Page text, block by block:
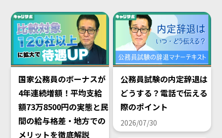
国家公務員のボーナスが
4年連続増額！平均支給
額73万8500円の実態と民
間の給与格差・地方での
メリットを徹底解説
公務員試験の内定辞退は
どうする？電話で伝える
際のポイント
2026/07/30